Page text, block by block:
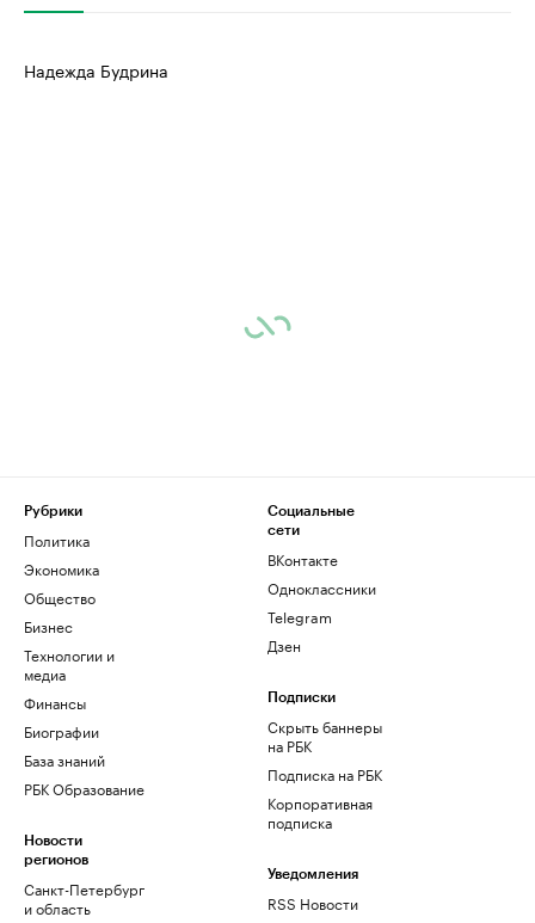
Надежда Будрина
Рубрики
Политика
Экономика
Общество
Бизнес
Технологии и
медиа
Финансы
Биографии
База знаний
РБК Образование
Новости
регионов
Санкт-Петербург
и область
Социальные
сети
ВКонтакте
Одноклассники
Telegram
Дзен
Подписки
Скрыть баннеры
на РБК
Подписка на РБК
Корпоративная
подписка
Уведомления
RSS Новости